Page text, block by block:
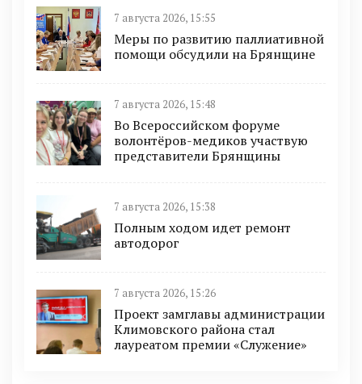
7 августа 2026, 15:55
Меры по развитию паллиативной
помощи обсудили на Брянщине
7 августа 2026, 15:48
Во Всероссийском форуме
волонтёров-медиков участвую
представители Брянщины
7 августа 2026, 15:38
Полным ходом идет ремонт
автодорог
7 августа 2026, 15:26
Проект замглавы администрации
Климовского района стал
лауреатом премии «Служение»